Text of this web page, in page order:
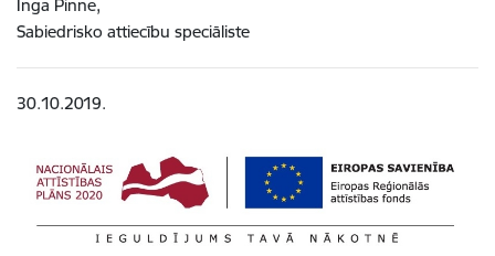
Inga Pinne,
Sabiedrisko attiecību speciāliste
30.10.2019.